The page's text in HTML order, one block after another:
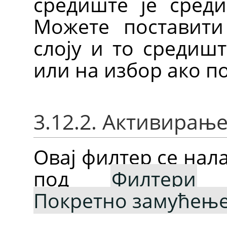
Можете
слоју и то
или на избор ако
3.12.2.
Овај филтер се
под Филтери
Покретно